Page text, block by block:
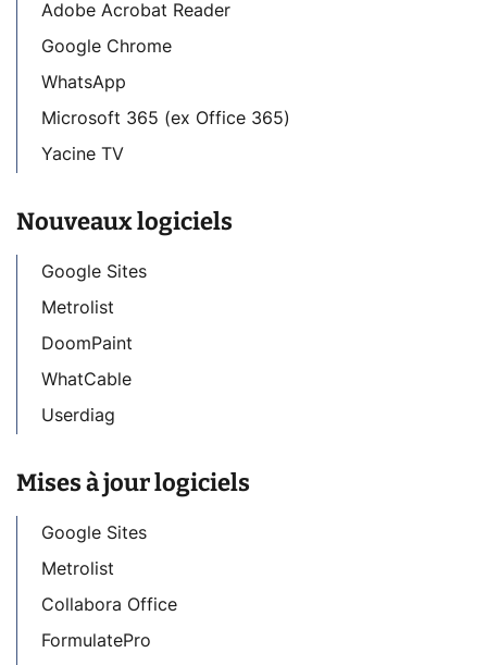
Adobe Acrobat Reader
Google Chrome
WhatsApp
Microsoft 365 (ex Office 365)
Yacine TV
Nouveaux logiciels
Google Sites
Metrolist
DoomPaint
WhatCable
Userdiag
Mises à jour logiciels
Google Sites
Metrolist
Collabora Office
FormulatePro